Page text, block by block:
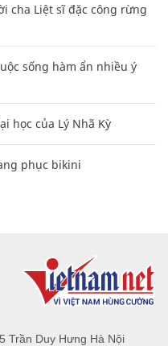
cha Liệt sĩ đặc công rừng
sống hàm ẩn nhiều ý
học của Lý Nhã Kỳ
phục bikini
Trần Duy Hưng Hà Nội